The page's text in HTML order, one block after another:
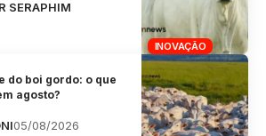
INOVAÇÃO
SERAPHIM
do boi gordo: o que
agosto?
05/08/2026